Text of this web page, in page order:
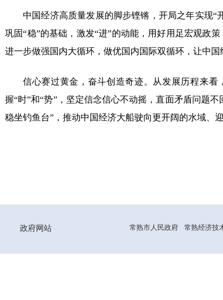
中国经济高质量发展的脚步铿锵，开局之年实现
巩固“稳”的基础，激发“进”的动能，用好用足宏观政
进一步做强国内大循环，做优国内国际双循环，让中
信心赛过黄金，奋斗创造奇迹。从发展历程来
握“时”和“势”，坚定信念信心不动摇，直面矛盾问题
稳坐钓鱼台”，推动中国经济大船驶向更开阔的水域、
政府网站 常熟市人民政府 常熟经济技